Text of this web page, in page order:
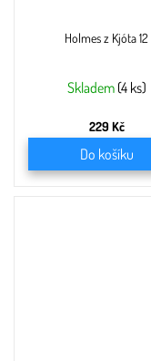
Holmes z Kjóta 12
Skladem (4 ks)
229 Kč
Do košíku